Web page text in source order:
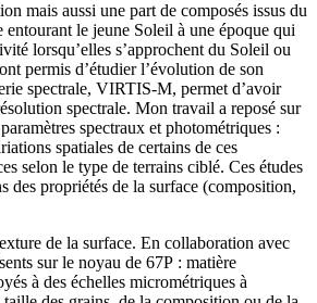
mais aussi une part de composés issus du
le jeune Soleil à une époque qui
lorsqu’elles s’approchent du Soleil ou
permis d’étudier l’évolution de son
spectrale, VIRTIS-M, permet d’avoir
spectrale. Mon travail a reposé sur
spectraux et photométriques :
spatiales de certains de ces
selon le type de terrains ciblé. Ces études
des propriétés de la surface (composition,
de la surface. En collaboration avec
sur le noyau de 67P : matière
à des échelles micrométriques à